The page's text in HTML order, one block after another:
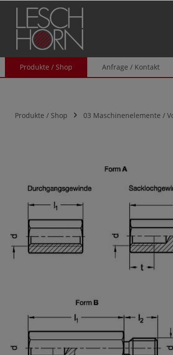
Zur Hauptnavigation springen
Produkte / Shop Anfrage / Kontakt
Produkte / Shop 03 Maschinenelemente /